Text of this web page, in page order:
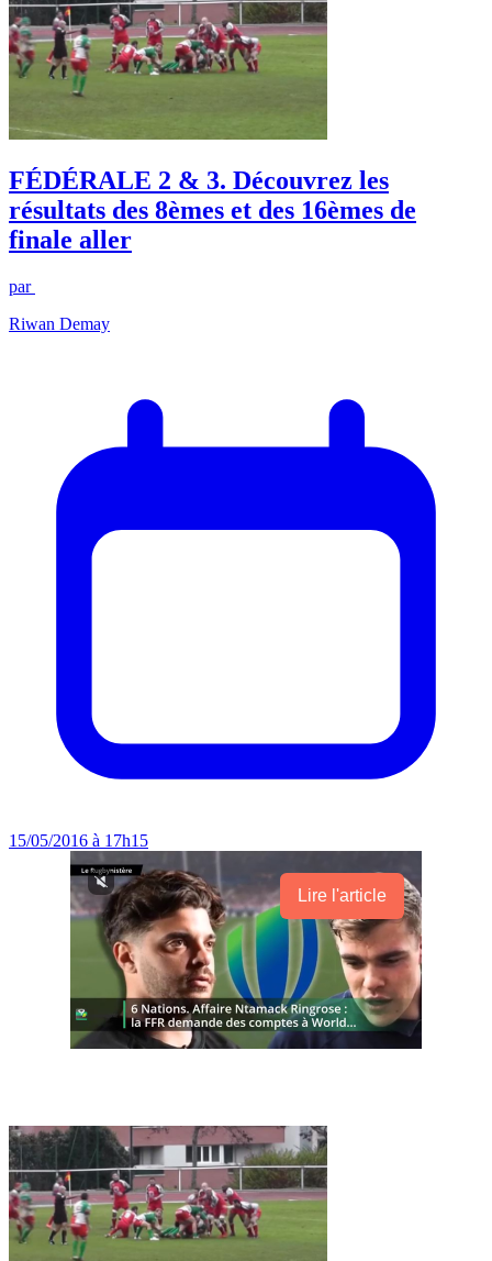
FÉDÉRALE 2 & 3. Découvrez les
résultats des 8èmes et des 16èmes de
finale aller
par
Riwan Demay
15/05/2016 à 17h15
Lire l'article